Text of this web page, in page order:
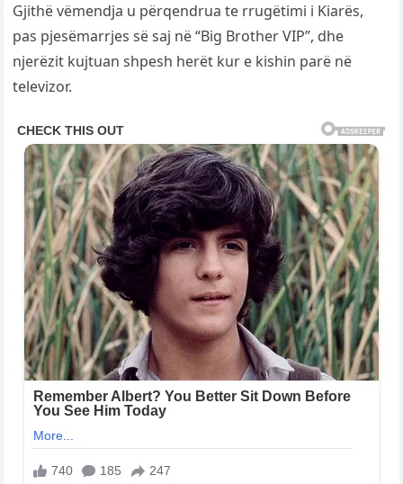
Gjithë vëmendja u përqendrua te rrugëtimi i Kiarës,
pas pjesëmarrjes së saj në “Big Brother VIP”, dhe
njerëzit kujtuan shpesh herët kur e kishin parë në
televizor.